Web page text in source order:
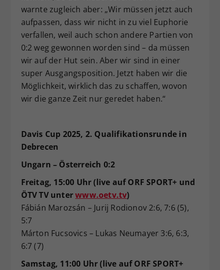
warnte zugleich aber: „Wir müssen jetzt auch
aufpassen, dass wir nicht in zu viel Euphorie
verfallen, weil auch schon andere Partien von
0:2 weg gewonnen worden sind – da müssen
wir auf der Hut sein. Aber wir sind in einer
super Ausgangsposition. Jetzt haben wir die
Möglichkeit, wirklich das zu schaffen, wovon
wir die ganze Zeit nur geredet haben.“
Davis Cup 2025, 2. Qualifikationsrunde in
Debrecen
Ungarn – Österreich 0:2
Freitag, 15:00 Uhr (live auf ORF SPORT+ und
ÖTV TV unterwww.oetv.tv)
Fábián Marozsán – Jurij Rodionov 2:6, 7:6 (5),
5:7
Márton Fucsovics – Lukas Neumayer 3:6, 6:3,
6:7 (7)
Samstag, 11:00 Uhr (live auf ORF SPORT+